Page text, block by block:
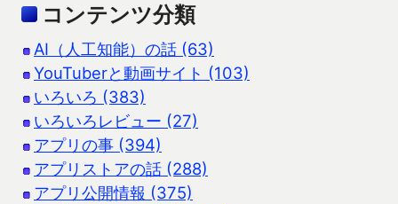
コンテンツ分類
AI（人工知能）の話 (63)
YouTuberと動画サイト (103)
いろいろ (383)
いろいろレビュー (27)
アプリの事 (394)
アプリストアの話 (288)
アプリ公開情報 (375)